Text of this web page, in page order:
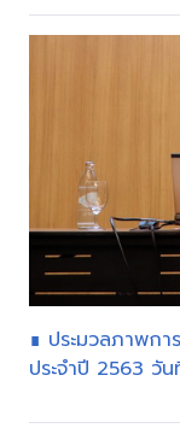
∎ ประมวลภาพก
ประจำปี 2563 วั